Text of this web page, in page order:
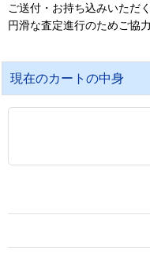
ご送付・お持ち込みいただ
円滑な査定進行のためご協
現在のカートの中身